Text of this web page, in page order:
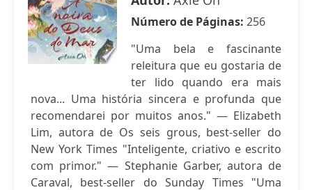
Número de Páginas: 256
"Uma bela e fascinante
releitura que eu gostaria de
ter lido quando era mais
nova... Uma história sincera e profunda que
recomendarei por muitos anos." — Elizabeth
Lim, autora de Os seis grous, best-seller do
New York Times "Inteligente, criativo e escrito
com primor." — Stephanie Garber, autora de
Caraval, best-seller do Sunday Times "Uma